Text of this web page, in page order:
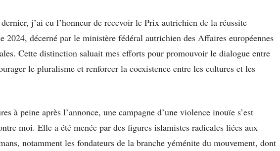
j’ai eu l’honneur de recevoir le Prix autrichien de la réussite
2024, décerné par le ministère fédéral autrichien des Affaires européennes
Cette distinction saluait mes efforts pour promouvoir le dialogue entre
le pluralisme et renforcer la coexistence entre les cultures et les
à peine après l’annonce, une campagne d’une violence inouïe s’est
moi. Elle a été menée par des figures islamistes radicales liées aux
notamment les fondateurs de la branche yéménite du mouvement, dont